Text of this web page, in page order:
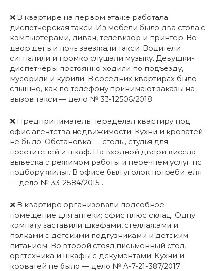
❌ В квартире на первом этаже работала
диспетчерская такси. Из мебели было два стола с
компьютерами, диван, телевизор и принтер. Во
двор день и ночь заезжали такси. Водители
сигналили и громко слушали музыку. Девушки-
диспетчеры постоянно ходили по подъезду,
мусорили и курили. В соседних квартирах было
слышно, как по телефону принимают заказы на
вызов такси — дело № 33-12506/2018 .
❌ Предприниматель переделал квартиру под
офис агентства недвижимости. Кухни и кроватей
не было. Обстановка — столы, стулья для
посетителей и шкаф. На входной двери висела
вывеска с режимом работы и перечнем услуг по
подбору жилья. В офисе был уголок потребителя
— дело № 33-2584/2015 .
❌ В квартире организовали подсобное
помещение для аптеки: офис плюс склад. Одну
комнату заставили шкафами, стеллажами и
полками с детскими подгузниками и детским
питанием. Во второй стоял письменный стол,
оргтехника и шкафы с документами. Кухни и
кроватей не было — дело № А-7-21-387/2017 .